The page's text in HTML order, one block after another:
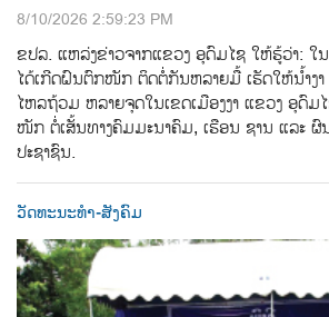
8/10/2026 2:59:23 PM
ຂປລ. ແຫລ່ງຂ່າວຈາກແຂວງ ອຸດົມໄຊ ໃຫ້ຮູ້ວ່າ:
ໄດ້ເກີດຝົນຕົກໜັກ ຕິດຕໍ່ກັນຫລາຍມື້ ເຮັດໃຫ້ນ້ຳງ
ໄຫລຖ້ວມ ຫລາຍຈຸດໃນເຂດເມືອງງາ ແຂວງ ອຸດົມ
ໜັກ ຕໍ່ເສັ້ນທາງຄົມມະນາຄົມ, ເຮືອນ ຊານ ແລະ ຜົ
ປະຊາຊົນ.
ວັດທະນະທຳ-ສັງຄົມ